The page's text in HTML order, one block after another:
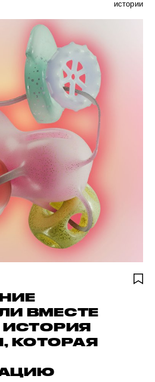
истории
ВМЕСТЕ
ИСТОРИЯ
КОТОРАЯ